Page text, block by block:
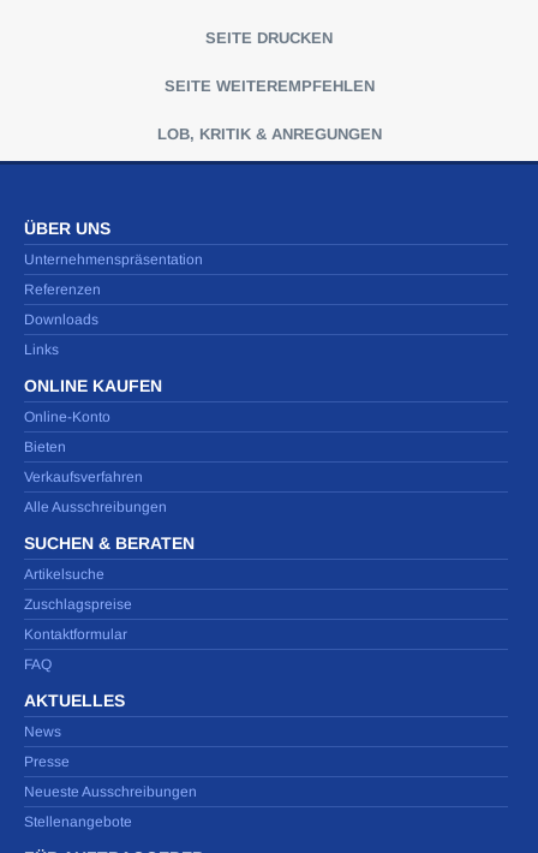
SEITE DRUCKEN
SEITE WEITEREMPFEHLEN
LOB, KRITIK & ANREGUNGEN
ÜBER UNS
Unternehmenspräsentation
Referenzen
Downloads
Links
ONLINE KAUFEN
Online-Konto
Bieten
Verkaufsverfahren
Alle Ausschreibungen
SUCHEN & BERATEN
Artikelsuche
Zuschlagspreise
Kontaktformular
FAQ
AKTUELLES
News
Presse
Neueste Ausschreibungen
Stellenangebote